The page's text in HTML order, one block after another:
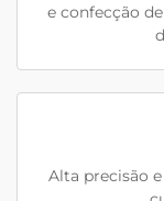
e confecção
Alta precisão